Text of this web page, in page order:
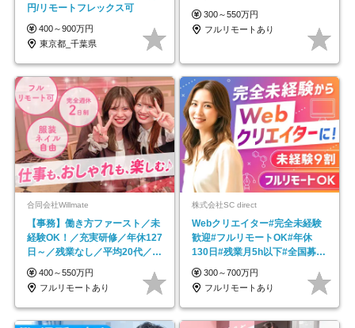
円/リモートフレックス可
400～900万円
東京都_千葉県
300～550万円
フルリモートあり
合同会社Willmate
【事務】働き方ファースト／未
経験OK！／充実研修／年休127
日～／残業なし／平均20代／リ
モートOK
400～550万円
フルリモートあり
株式会社SC direct
Webクリエイター#完全未経験
歓迎#フルリモートOK#年休
130日#残業月5h以下#全国募集
#最大1年の研修
300～700万円
フルリモートあり